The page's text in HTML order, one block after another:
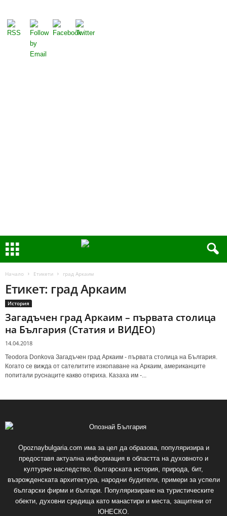
Начало Етикети град Аркаим
Етикет: град Аркаим
История
Загадъчен град Аркаим – първата столица
на България (Статия и ВИДЕО)
14.04.2018
Teodora Donkova Загадъчен град Аркаим - първата столица на България.
Когато се вижда от сателитите изкопаване на Аркаим, американците
попитали руснаците какво откриха. Казаха им -...
Opoznaybulgaria.com има за цел да образова, популяризира и
предоставя актуална информация в областта на духовното и
културно наследство, българската история, природа, бит,
възрожденската архитектура, народни будители, примери за успели
български фирми и българи. Популяризиране на туристическите
обекти, духовни средища като манастири и места, защитени от
ЮНЕСКО.